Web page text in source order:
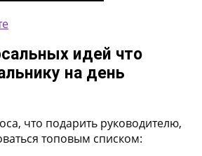
идей что
на день
что подарить руководителю,
топовым списком: